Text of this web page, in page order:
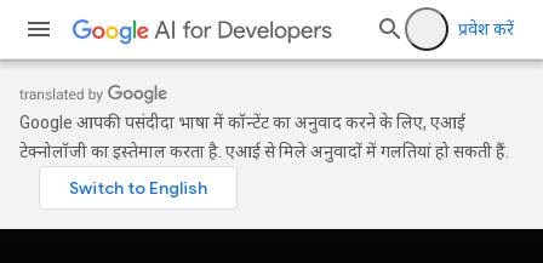
प्रवेश करें
Google आपकी पसंदीदा भाषा में कॉन्टेंट का अनुवाद करने के लिए, एआई
टेक्नोलॉजी का इस्तेमाल करता है. एआई से मिले अनुवादों में गलतियां हो सकती हैं.